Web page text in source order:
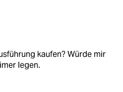
kaufen? Würde mir
legen.